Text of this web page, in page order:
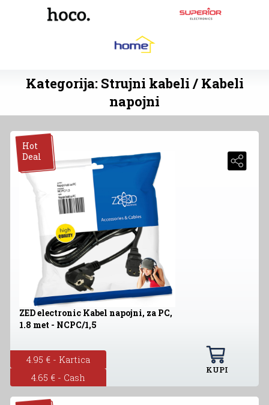
Kategorija: Strujni kabeli / Kabeli
napojni
Hot
Deal
ZED electronic Kabel napojni, za PC,
1.8 met - NCPC/1,5
4.95 € - Kartica
4.65 € - Cash
KUPI